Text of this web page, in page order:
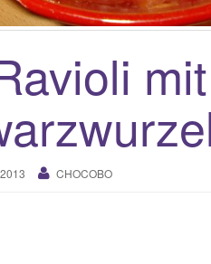
mit
CHOCOBO